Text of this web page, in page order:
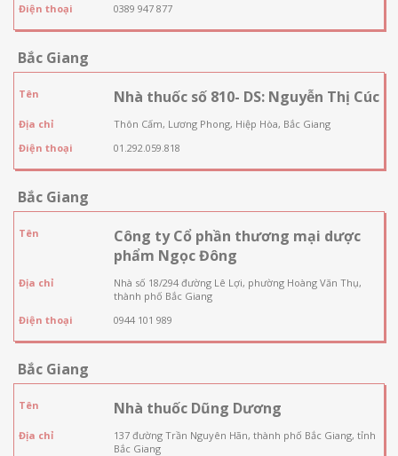
Điện thoại
0389 947 877
Bắc Giang
Tên Nhà thuốc số 810- DS: Nguyễn Thị Cúc
Địa chỉ
Thôn Cấm, Lương Phong, Hiệp Hòa, Bắc Giang
Điện thoại
01.292.059.818
Bắc Giang
Tên
Công ty Cổ phần thương mại dược
phẩm Ngọc Đông
Địa chỉ
Nhà số 18/294 đường Lê Lợi, phường Hoàng Văn Thụ,
thành phố Bắc Giang
Điện thoại
0944 101 989
Bắc Giang
Tên Nhà thuốc Dũng Dương
Địa chỉ
137 đường Trần Nguyên Hãn, thành phố Bắc Giang, tỉnh
Bắc Giang